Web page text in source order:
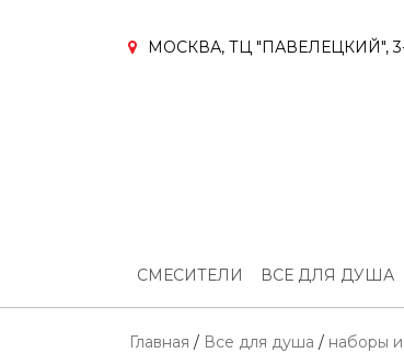
МОСКВА, ТЦ "ПАВЕЛЕЦКИЙ",
СМЕСИТЕЛИ ВСЕ ДЛЯ ДУША
Главная / Все для душа / наборы